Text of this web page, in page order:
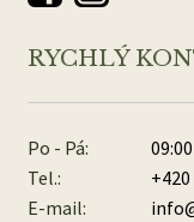
RYCHLÝ
Po - Pá:
Tel.:
+420
E-mail: